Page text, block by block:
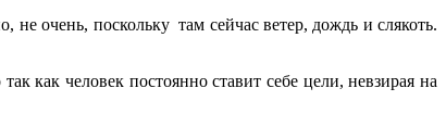
не очень, поскольку там сейчас ветер, дождь и слякоть.
как человек постоянно ставит себе цели, невзирая на